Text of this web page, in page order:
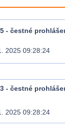
- čestné
2025 09:28:24
- čestné
2025 09:28:24